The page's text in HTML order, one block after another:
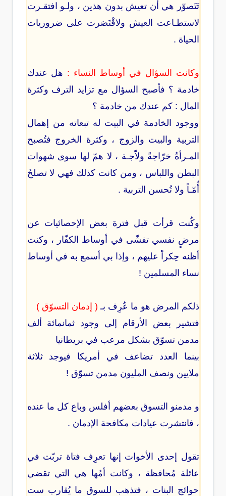
تَتَصوّر هي أن تعيش بدون هذين ، ولـو افتقـرت
لاستطـاعت العيش ولاقْتَصَرت على ضروريات
الحياة .
وكانت السؤال في أوساط النساء : هل عندك
خادمة ؟ فأصبح السؤال مع تزايد الترف وكثرة
المال : كم عندك من خادمة ؟
ووجود الخادمة في البيت له تبعاته من إهمال
التربية والبيت والزوج ، وكثرة الخروج فتُصبح
المـرأةُ خرّاجةً ولاّجـة ، لا همّ لها سوى شهوات
البطن واللباس ، ومن كانت كذلك فهي لا تصلحُ
أُمّـاً ولا تُحسن التربية .
وكُنت قرأت قبل فترة بعض الإحصائيات عن
مرضٍ نفسي تفشّى في أوساط الكفّار ، وكنت
أظنه حِكراً عليهم ، وإذا بي أسمع به في أوساط
نساء المسلمين !
ذلكم المرض هو ما عُرِف بـ ( إدمان التسوّق )
فتشير بعض الأرقام إلى وجود ثمانمائة ألف
مدمن تسوّق بشكل مرعب في بريطانيا
بينما العدد تضاعف في أمريكا فيوجد ثلاثة
ملايين ونصف المليون مدمن تسوّق !
و مدمنو التسوق بعضهم أفلس وباع كل ما عنده
، فانتشرت عيادات مكافحة الإدمان .
تقول إحدى الأخوات إنها تعرِف فتاة تربّت في
عائلة مُحافظة ، وكانت أمُها هي التي تقضي
حوائج البنات ، فتذهب للسوق ما يُقارب ست